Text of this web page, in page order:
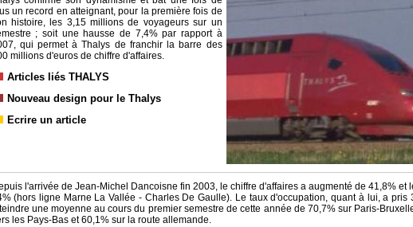
un record en atteignant, pour la première fois de
histoire, les 3,15 millions de voyageurs sur un
; soit une hausse de 7,4% par rapport à
qui permet à Thalys de franchir la barre des
millions d'euros de chiffre d'affaires.
Articles liés THALYS
Nouveau design pour le Thalys
Ecrire un article
l'arrivée de Jean-Michel Dancoisne fin 2003, le chiffre d'affaires a augmenté de 41,8% et
(hors ligne Marne La Vallée - Charles De Gaulle). Le taux d'occupation, quant à lui, a pris
une moyenne au cours du premier semestre de cette année de 70,7% sur Paris-
les Pays-Bas et 60,1% sur la route allemande.